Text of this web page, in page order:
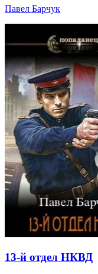
Павел Барчук
13-й отдел НКВД